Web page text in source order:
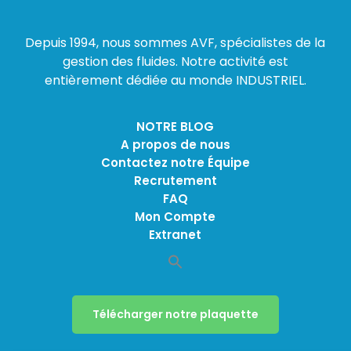
Depuis 1994, nous sommes AVF, spécialistes de la
gestion des fluides. Notre activité est
entièrement dédiée au monde INDUSTRIEL.
NOTRE BLOG
A propos de nous
Contactez notre Équipe
Recrutement
FAQ
Mon Compte
Extranet
Télécharger notre plaquette